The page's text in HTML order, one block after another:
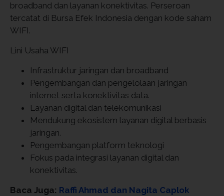
broadband dan layanan konektivitas. Perseroan
tercatat di Bursa Efek Indonesia dengan kode saham
WIFI.
Lini Usaha WIFI
Infrastruktur jaringan dan broadband
Pengembangan dan pengelolaan jaringan
internet serta konektivitas data.
Layanan digital dan telekomunikasi
Mendukung ekosistem layanan digital berbasis
jaringan.
Pengembangan platform teknologi
Fokus pada integrasi layanan digital dan
konektivitas.
Baca Juga: Raffi Ahmad dan Nagita Caplok